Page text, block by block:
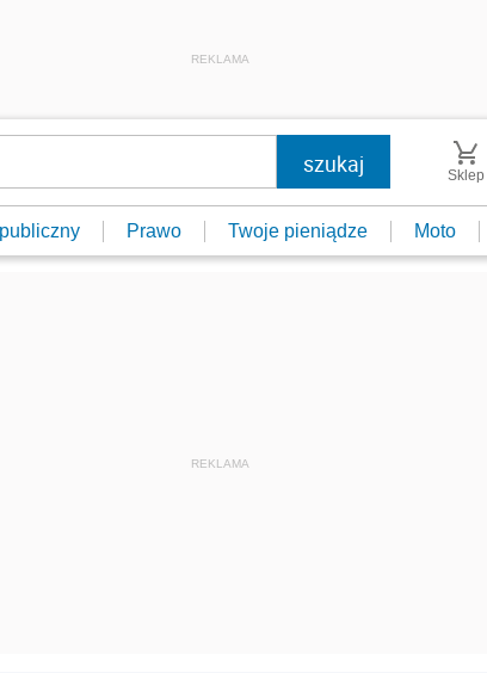
REKLAMA
Sklep
Prawo Twoje pieniądze Moto